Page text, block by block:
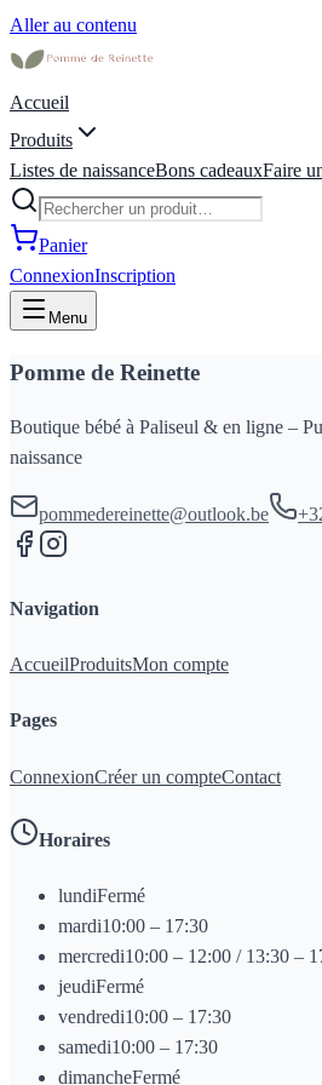
Aller au contenu
Accueil
Produits
Listes de naissanceBons cadeauxFaire
Panier
ConnexionInscription
Menu
Pomme de Reinette
Boutique bébé à Paliseul & en ligne –
naissance
pommedereinette@outlook.be
Navigation
AccueilProduitsMon compte
Pages
ConnexionCréer un compteContact
Horaires
lundiFermé
mardi10:00 – 17:30
mercredi10:00 – 12:00 / 13:30 –
jeudiFermé
vendredi10:00 – 17:30
samedi10:00 – 17:30
dimancheFermé